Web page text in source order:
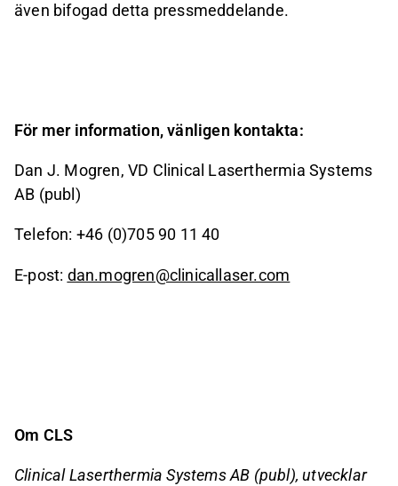
även bifogad detta pressmeddelande.
För mer information, vänligen kontakta:
Dan J. Mogren, VD Clinical Laserthermia Systems
AB (publ)
Telefon: +46 (0)705 90 11 40
E-post: dan.mogren@clinicallaser.com
Om CLS
Clinical Laserthermia Systems AB (publ), utvecklar